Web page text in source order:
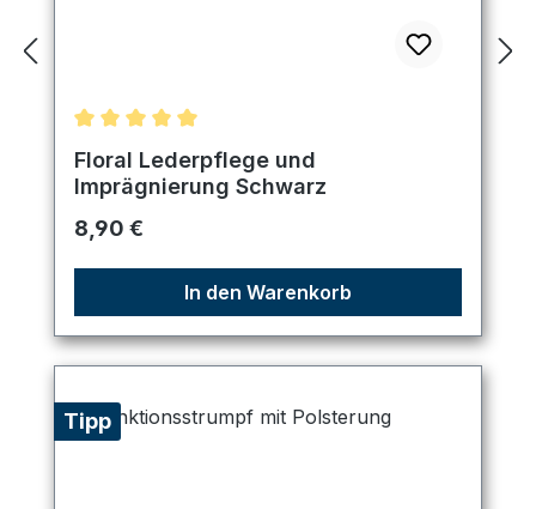
Durchschnittliche Bewertung von 5 von 5 Sternen
Floral Lederpflege und
Imprägnierung Schwarz
Regulärer Preis:
8,90 €
In den Warenkorb
Tipp